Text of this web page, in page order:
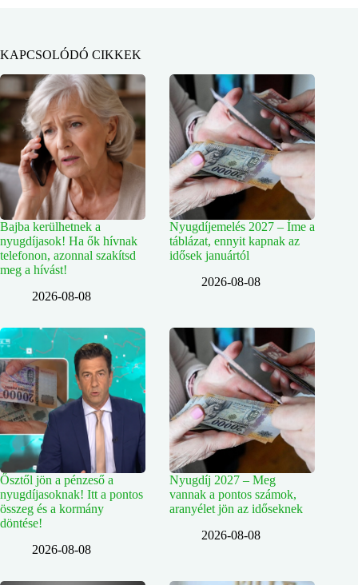
KAPCSOLÓDÓ CIKKEK
Bajba kerülhetnek a
nyugdíjasok! Ha ők hívnak
telefonon, azonnal szakítsd
meg a hívást!
2026-08-08
Nyugdíjemelés 2027 – Íme a
táblázat, ennyit kapnak az
idősek januártól
2026-08-08
Ősztől jön a pénzeső a
nyugdíjasoknak! Itt a pontos
összeg és a kormány
döntése!
2026-08-08
Nyugdíj 2027 – Meg
vannak a pontos számok,
aranyélet jön az időseknek
2026-08-08